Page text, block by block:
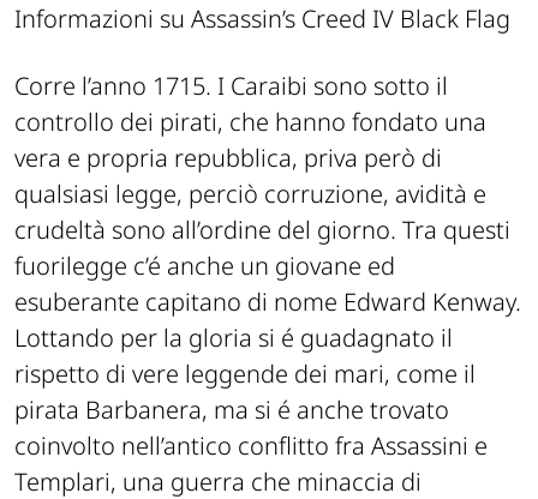
Informazioni su Assassin’s Creed IV Black Flag
Corre l’anno 1715. I Caraibi sono sotto il
controllo dei pirati, che hanno fondato una
vera e propria repubblica, priva però di
qualsiasi legge, perciò corruzione, avidità e
crudeltà sono all’ordine del giorno. Tra questi
fuorilegge c’é anche un giovane ed
esuberante capitano di nome Edward Kenway.
Lottando per la gloria si é guadagnato il
rispetto di vere leggende dei mari, come il
pirata Barbanera, ma si é anche trovato
coinvolto nell’antico conflitto fra Assassini e
Templari, una guerra che minaccia di